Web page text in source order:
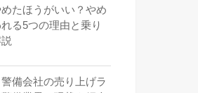
たほうがいい？やめ
る5つの理由と乗り
警備会社の売り上げラ